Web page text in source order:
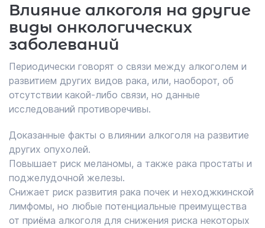
Влияние алкоголя на другие
виды онкологических
заболеваний
Периодически говорят о связи между алкоголем и
развитием других видов рака, или, наоборот, об
отсутствии какой-либо связи, но данные
исследований противоречивы.
Доказанные факты о влиянии алкоголя на развитие
других опухолей.
Повышает риск меланомы, а также рака простаты и
поджелудочной железы.
Снижает риск развития рака почек и неходжкинской
лимфомы, но любые потенциальные преимущества
от приёма алкоголя для снижения риска некоторых